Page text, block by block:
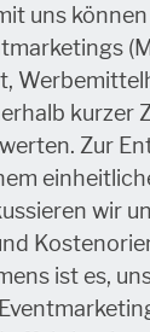
uns können
kurzer
Zur
wir
ist es,